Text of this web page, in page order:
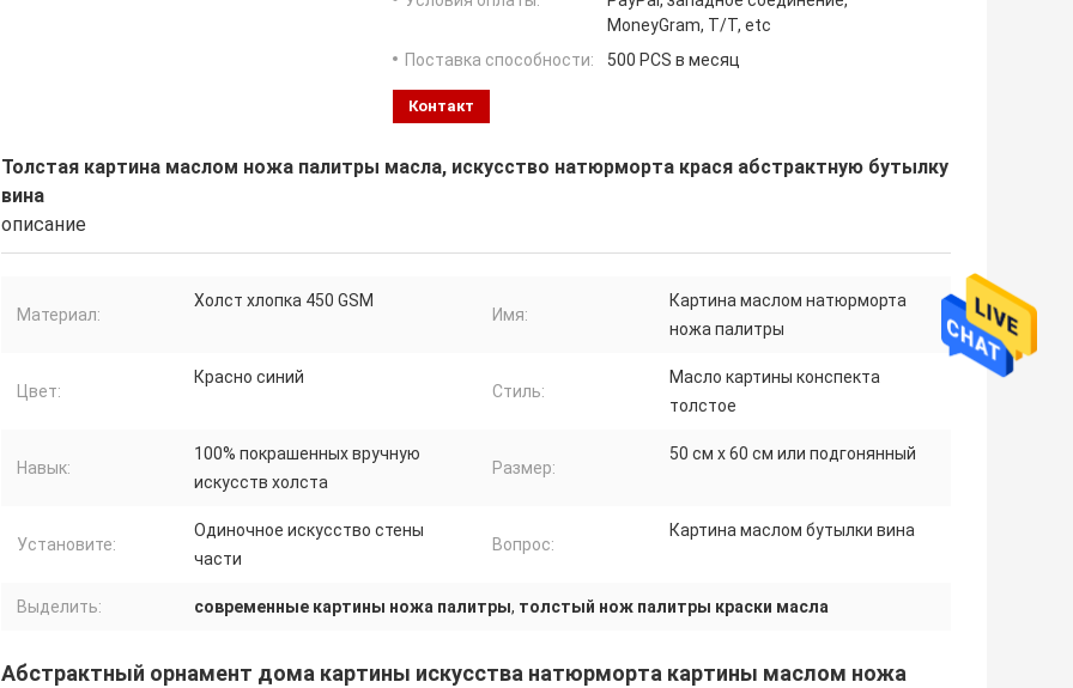
MoneyGram, T/T, etc
Поставка способности:
500 PCS в месяц
Контакт
Толстая картина маслом ножа палитры масла, искусство натюрморта крася абстрактную бутылку
вина
описание
Материал:
Холст хлопка 450 GSM
Имя:
Картина маслом натюрморта
ножа палитры
Цвет:
Красно синий
Стиль:
Масло картины конспекта
толстое
Навык:
100% покрашенных вручную
искусств холста
Размер:
50 см x 60 см или подгонянный
Установите:
Одиночное искусство стены
части
Вопрос:
Картина маслом бутылки вина
Выделить: современные картины ножа палитры, толстый нож палитры краски масла
Абстрактный орнамент дома картины искусства натюрморта картины маслом ножа